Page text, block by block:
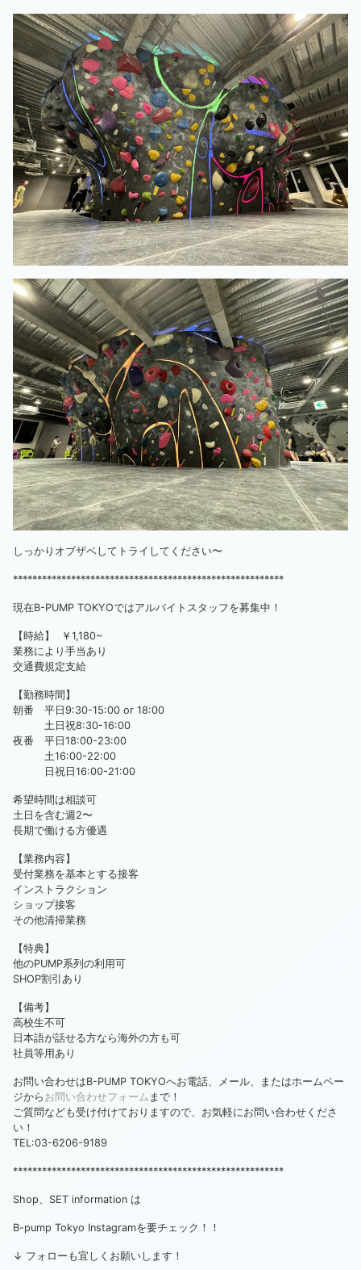
しっかりオブザベしてトライしてください〜
********************************************************
現在B-PUMP TOKYOではアルバイトスタッフを募集中！
【時給】 ￥1,180~
業務により手当あり
交通費規定支給
【勤務時間】
朝番 平日9:30-15:00 or 18:00
土日祝8:30-16:00
夜番 平日18:00-23:00
土16:00-22:00
日祝日16:00-21:00
希望時間は相談可
土日を含む週2〜
長期で働ける方優遇
【業務内容】
受付業務を基本とする接客
インストラクション
ショップ接客
その他清掃業務
【特典】
他のPUMP系列の利用可
SHOP割引あり
【備考】
高校生不可
日本語が話せる方なら海外の方も可
社員等用あり
お問い合わせはB-PUMP TOKYOへお電話、メール、またはホームペー
ジから お問い合わせフォーム まで！
ご質問なども受け付けておりますので、お気軽にお問い合わせくださ
い！
TEL:03-6206-9189
********************************************************
Shop、SET information は
B-pump Tokyo Instagramを要チェック！！
↓ フォローも宜しくお願いします！